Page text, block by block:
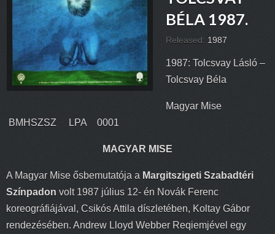
BÉLA 1987.
Released: 1987
1987: Tolcsvay Lásló –
Tolcsvay Béla
Magyar Mise
BMHSZSZ LPA 0001
MAGYAR MISE
A Magyar Mise ősbemutatója a Margitszigeti Szabadtéri
Színpadon volt 1987 július 12- én Novák Ferenc
koreográfiájával, Csikós Attila díszletében, Koltay Gábor
rendezésében. Andrew Lloyd Webber Reqiemjével egy